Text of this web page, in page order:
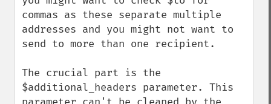
commas as these separate multiple
addresses and you might not want to
send to more than one recipient.
The crucial part is the
$additional_headers parameter. This